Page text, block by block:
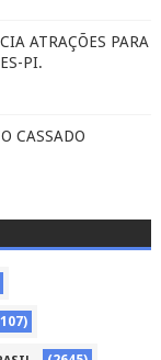
ATRAÇÕES PARA
PI.
CASSADO